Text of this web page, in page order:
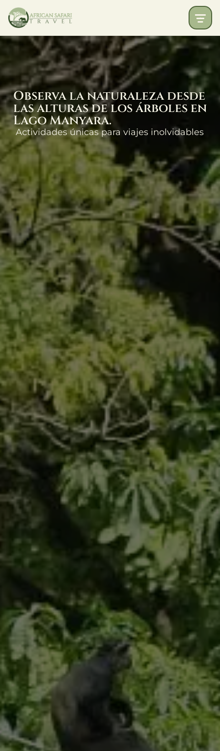
Observa la naturaleza desde
las alturas de los árboles en
Lago Manyara.
Actividades únicas para viajes inolvidables